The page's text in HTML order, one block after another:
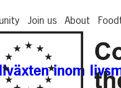
Join us About
inom